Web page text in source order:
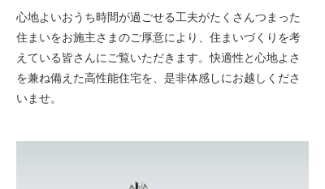
心地よいおうち時間が過ごせる工夫がたくさんつまった
住まいをお施主さまのご厚意により、住まいづくりを考
えている皆さんにご覧いただきます。快適性と心地よさ
を兼ね備えた高性能住宅を、是非体感しにお越しくださ
いませ。